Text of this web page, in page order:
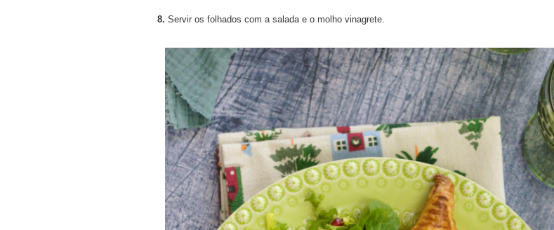
8. Servir os folhados com a salada e o molho vinagrete.